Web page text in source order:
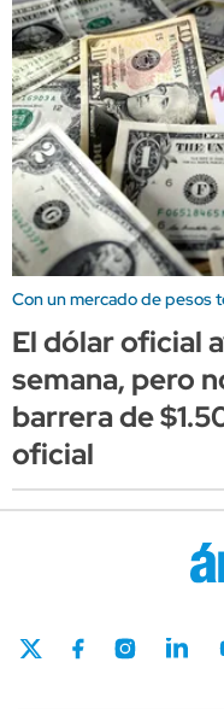
Con un mercado de pesos
El dólar oficial
semana, pero
barrera de
oficial